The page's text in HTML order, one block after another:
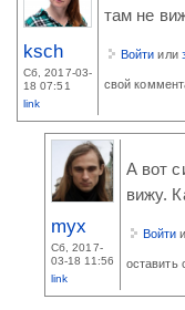
ksch
Сб, 2017-03-
18 07:51
link
там не
Войти или
свой
myx
Сб, 2017-
03-18 11:56
link
А вот
вижу.
Войти
оставить